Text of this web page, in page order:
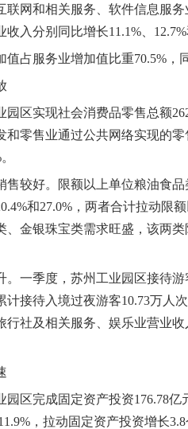
联网和相关服务、软件信息服
入分别同比增长11.1%、12.7%
服务业增加值比重70.5%，
实现社会消费品零售总额
和零售业通过公共网络实现的
较好。限额以上单位粮油食品
和27.0%，两者合计拉动限
、金银珠宝类需求旺盛，该两
季度，苏州工业园区接待游
计接待入境过夜游客10.73万人
行社及相关服务、娱乐业营业收
完成固定资产投资176.78亿
，拉动固定资产投资增长